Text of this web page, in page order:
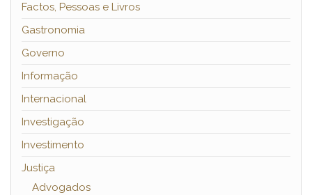
Factos, Pessoas e Livros
Gastronomia
Governo
Informação
Internacional
Investigação
Investimento
Justiça
Advogados